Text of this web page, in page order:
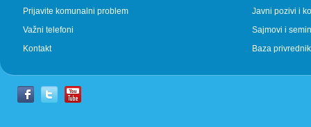
Prijavite komunalni problem
Važni telefoni
Kontakt
Javni pozivi i
Sajmovi i
Baza